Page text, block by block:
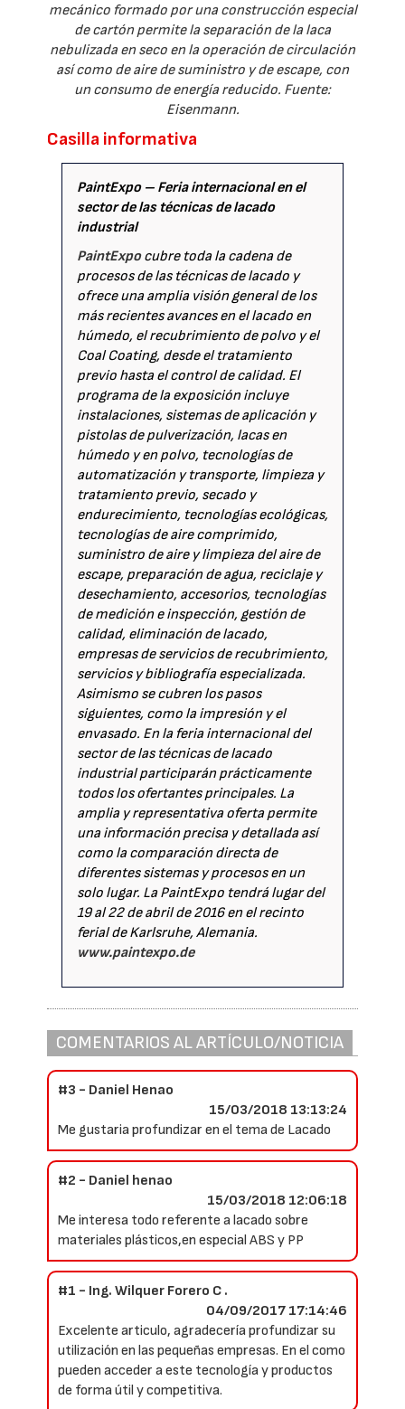
mecánico formado por una construcción especial
de cartón permite la separación de la laca
nebulizada en seco en la operación de circulación
así como de aire de suministro y de escape, con
un consumo de energía reducido. Fuente:
Eisenmann.
Casilla informativa
PaintExpo – Feria internacional en el
sector de las técnicas de lacado
industrial
PaintExpocubre toda la cadena de
procesos de las técnicas de lacado y
ofrece una amplia visión general de los
más recientes avances en el lacado en
húmedo, el recubrimiento de polvo y el
Coal Coating, desde el tratamiento
previo hasta el control de calidad. El
programa de la exposición incluye
instalaciones, sistemas de aplicación y
pistolas de pulverización, lacas en
húmedo y en polvo, tecnologías de
automatización y transporte, limpieza y
tratamiento previo, secado y
endurecimiento, tecnologías ecológicas,
tecnologías de aire comprimido,
suministro de aire y limpieza del aire de
escape, preparación de agua, reciclaje y
desechamiento, accesorios, tecnologías
de medición e inspección, gestión de
calidad, eliminación de lacado,
empresas de servicios de recubrimiento,
servicios y bibliografía especializada.
Asimismo se cubren los pasos
siguientes, como la impresión y el
envasado. En la feria internacional del
sector de las técnicas de lacado
industrial participarán prácticamente
todos los ofertantes principales. La
amplia y representativa oferta permite
una información precisa y detallada así
como la comparación directa de
diferentes sistemas y procesos en un
solo lugar. La PaintExpo tendrá lugar del
19 al 22 de abril de 2016 en el recinto
ferial de Karlsruhe, Alemania.
www.paintexpo.de
COMENTARIOS AL ARTÍCULO/NOTICIA
#3 - Daniel Henao
15/03/2018 13:13:24
Me gustaria profundizar en el tema de Lacado
#2 - Daniel henao
15/03/2018 12:06:18
Me interesa todo referente a lacado sobre
materiales plásticos,en especial ABS y PP
#1 - Ing. Wilquer Forero C .
04/09/2017 17:14:46
Excelente articulo, agradecería profundizar su
utilización en las pequeñas empresas. En el como
pueden acceder a este tecnología y productos
de forma útil y competitiva.